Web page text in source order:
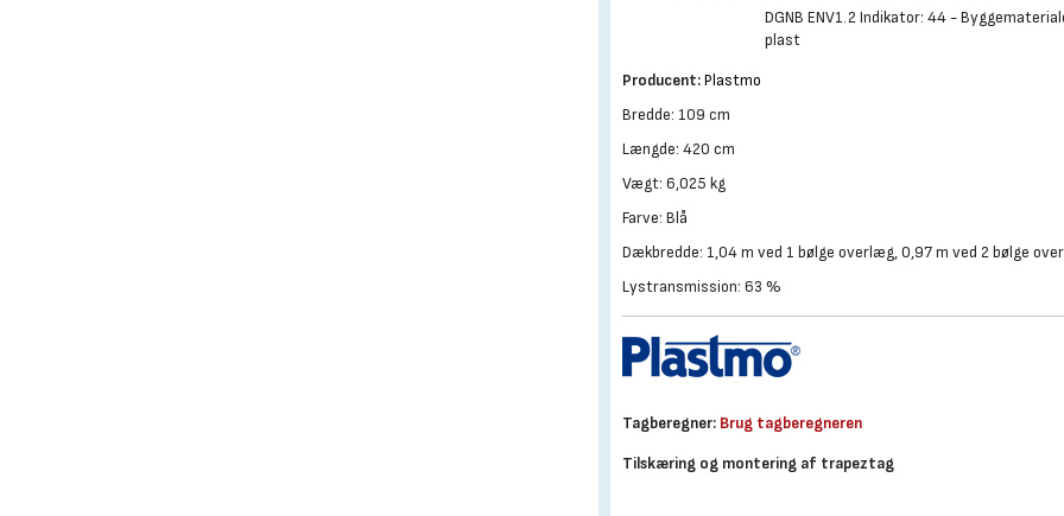
DGNB ENV1.2 Indikator: 44 -
plast
Producent:Plastmo
Bredde: 109 cm
Længde: 420 cm
Vægt: 6,025 kg
Farve: Blå
Dækbredde: 1,04 m ved 1 bølge overlæg, 0,97 m ved 2 bølge
Lystransmission: 63 %
Tagberegner: Brug tagberegneren
Tilskæring og montering af trapeztag